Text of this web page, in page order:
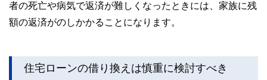
者の死亡や病気で返済が難しくなったときには、家族に残
額の返済がのしかかることになります。
住宅ローンの借り換えは慎重に検討すべき